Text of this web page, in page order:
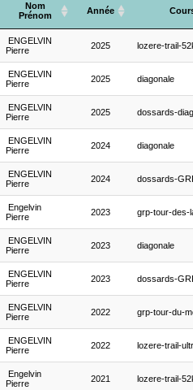
Nom
Prénom
Année
ENGELVIN
Pierre
2025 lozere-trail-
ENGELVIN
Pierre
2025 diagonale
ENGELVIN
Pierre
2025 dossards-
ENGELVIN
Pierre
2024 diagonale
ENGELVIN
Pierre
2024 dossards-
Engelvin
Pierre
2023 grp-tour-des-
ENGELVIN
Pierre
2023 diagonale
ENGELVIN
Pierre
2023 dossards-
ENGELVIN
Pierre
2022 grp-tour-du-
ENGELVIN
Pierre
2022 lozere-trail-
Engelvin
Pierre
2021 lozere-trail-